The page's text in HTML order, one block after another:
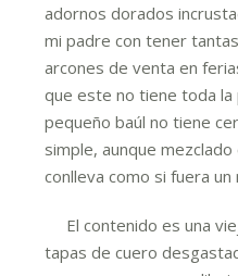
adornos dorados
mi padre con tener
arcones de venta en
que este no tiene toda la
pequeño baúl no tiene
simple, aunque
conlleva como si fuera un
El contenido es una
tapas de cuero